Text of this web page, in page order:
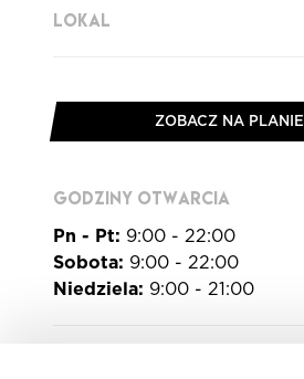
LOKAL
ZOBACZ NA PLANIE
GODZINY OTWARCIA
Pn - Pt: 9:00 - 22:00
Sobota: 9:00 - 22:00
Niedziela: 9:00 - 21:00